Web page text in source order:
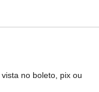
vista no boleto, pix ou